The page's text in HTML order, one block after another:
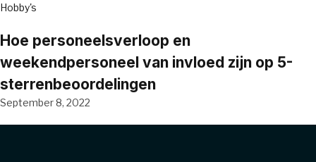
Hobby's
Hoe personeelsverloop en
weekendpersoneel van invloed zijn op 5-
sterrenbeoordelingen
September 8, 2022